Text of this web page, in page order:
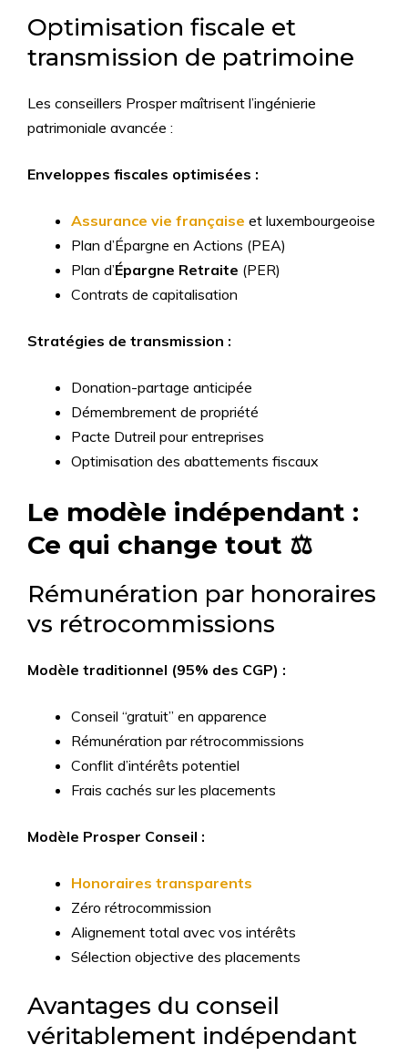
Optimisation fiscale et
transmission de patrimoine
Les conseillers Prosper maîtrisent l’ingénierie
patrimoniale avancée :
Enveloppes fiscales optimisées :
Assurance vie française et luxembourgeoise
Plan d’Épargne en Actions (PEA)
Plan d’Épargne Retraite (PER)
Contrats de capitalisation
Stratégies de transmission :
Donation-partage anticipée
Démembrement de propriété
Pacte Dutreil pour entreprises
Optimisation des abattements fiscaux
Le modèle indépendant :
Ce qui change tout ⚖️
Rémunération par honoraires
vs rétrocommissions
Modèle traditionnel (95% des CGP) :
Conseil “gratuit” en apparence
Rémunération par rétrocommissions
Conflit d’intérêts potentiel
Frais cachés sur les placements
Modèle Prosper Conseil :
Honoraires transparents
Zéro rétrocommission
Alignement total avec vos intérêts
Sélection objective des placements
Avantages du conseil
véritablement indépendant